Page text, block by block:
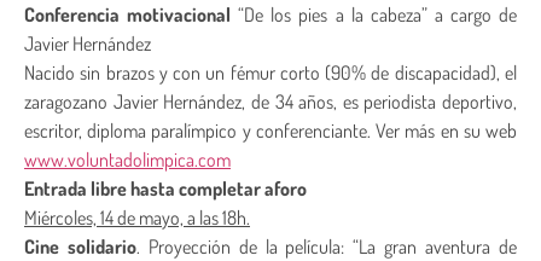
Conferencia motivacional“De los pies a la cabeza” a cargo de
Javier Hernández
Nacido sin brazos y con un fémur corto (90% de discapacidad), el
zaragozano Javier Hernández, de 34 años, es periodista deportivo,
escritor, diploma paralímpico y conferenciante. Ver más en su web
www.voluntadolimpica.com
Entrada libre hasta completar aforo
Miércoles, 14 de mayo, a las 18h.
Cine solidario. Proyección de la película: “La gran aventura de